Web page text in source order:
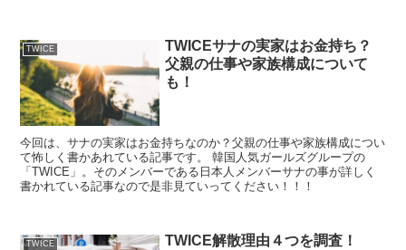
TWICE
TWICEサナの実家はお金持ち？
父親の仕事や家族構成について
も！
今回は、サナの実家はお金持ちなのか？父親の仕事や家族構成につい
て怖しく書かあれている記事です。 韓国人気ガールズグループの
「TWICE」。そのメンバーである日本人メンバーサナの事が詳しく
書かれている記事なので是非見ていってください！！！
TWICE
TWICE解散理由４つを調査！